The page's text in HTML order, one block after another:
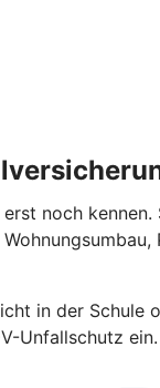
noch
in der
Unfallschutz ein.